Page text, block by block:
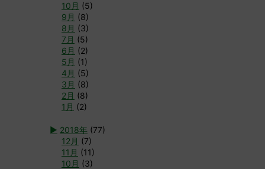
10月 (5)
9月 (8)
8月 (3)
7月 (5)
6月 (2)
5月 (1)
4月 (5)
3月 (8)
2月 (8)
1月 (2)
► 2018年 (77)
12月 (7)
11月 (11)
10月 (3)